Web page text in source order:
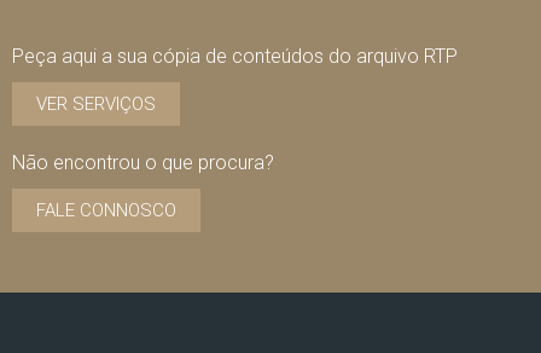
Peça aqui a sua cópia de conteúdos do arquivo RTP
VER SERVIÇOS
Não encontrou o que procura?
FALE CONNOSCO